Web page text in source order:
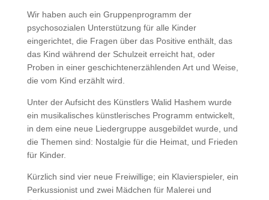
Wir haben auch ein Gruppenprogramm der
psychosozialen Unterstützung für alle Kinder
eingerichtet, die Fragen über das Positive enthält, das
das Kind während der Schulzeit erreicht hat, oder
Proben in einer geschichtenerzählenden Art und Weise,
die vom Kind erzählt wird.
Unter der Aufsicht des Künstlers Walid Hashem wurde
ein musikalisches künstlerisches Programm entwickelt,
in dem eine neue Liedergruppe ausgebildet wurde, und
die Themen sind: Nostalgie für die Heimat, und Frieden
für Kinder.
Kürzlich sind vier neue Freiwillige; ein Klavierspieler, ein
Perkussionist und zwei Mädchen für Malerei und